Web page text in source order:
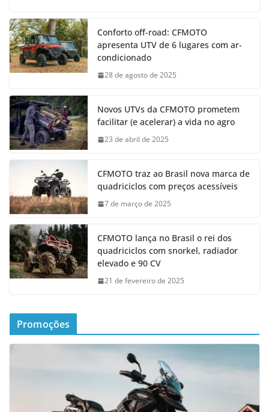
Conforto off-road: CFMOTO
apresenta UTV de 6 lugares com ar-
condicionado
28 de agosto de 2025
Novos UTVs da CFMOTO prometem
facilitar (e acelerar) a vida no agro
23 de abril de 2025
CFMOTO traz ao Brasil nova marca de
quadriciclos com preços acessíveis
7 de março de 2025
CFMOTO lança no Brasil o rei dos
quadriciclos com snorkel, radiador
elevado e 90 CV
21 de fevereiro de 2025
Promoções